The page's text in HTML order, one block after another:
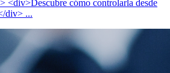
<div>Descubre cómo controlarla desde
div> ...